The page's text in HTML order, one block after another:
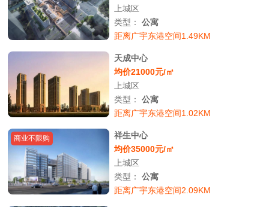
上城区
类型：公寓
距离广宇东港空间1.49KM
天成中心
均价21000元/㎡
上城区
类型：公寓
距离广宇东港空间1.02KM
商业不限购
祥生中心
均价35000元/㎡
上城区
类型：公寓
距离广宇东港空间2.09KM